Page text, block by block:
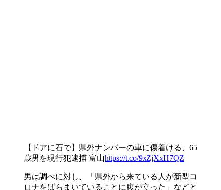
【ドアに石で】県外ナンバーの車に傷着ける、65
歳男を現行犯逮捕 富山https://t.co/9xZjXxH7QZ
男は調べに対し、「県外から来ている人が新型コ
ロナをばらまいていることに腹が立った」などと